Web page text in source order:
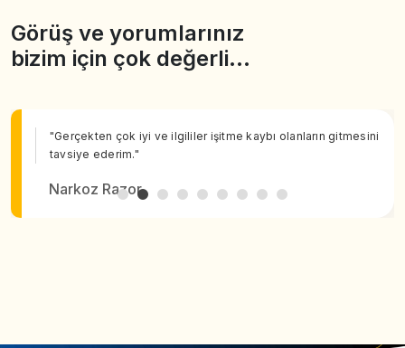
Görüş ve yorumlarınız
bizim için çok değerli…
"Gerçekten çok iyi ve ilgililer işitme kaybı olanların gitmesini
tavsiye ederim."
Narkoz Razor